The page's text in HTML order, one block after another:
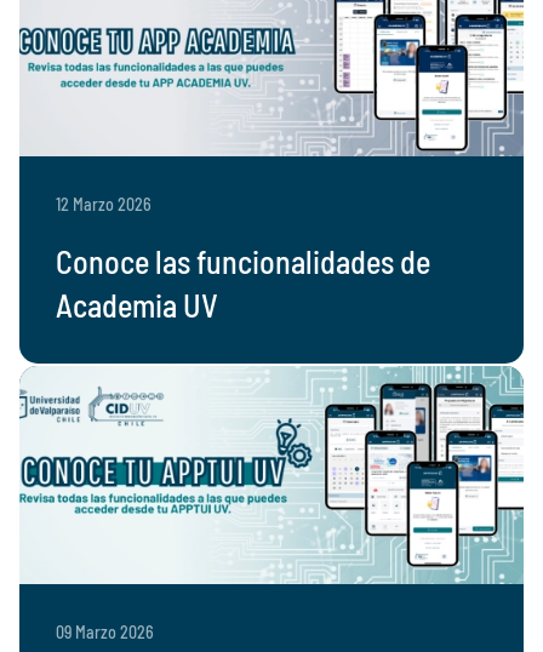
12 Marzo 2026
Conoce las funcionalidades de
Academia UV
09 Marzo 2026